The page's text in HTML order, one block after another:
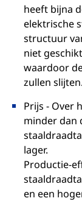
heeft bijna
elektrische
structuur
niet
waardoor
zullen slijten.
Prijs - Over
minder dan
lager.
Productie-
en een